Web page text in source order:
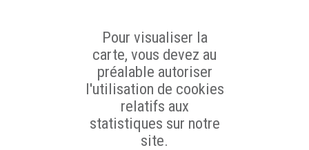
Pour visualiser la
carte, vous devez au
préalable autoriser
l'utilisation de cookies
relatifs aux
statistiques sur notre
site.